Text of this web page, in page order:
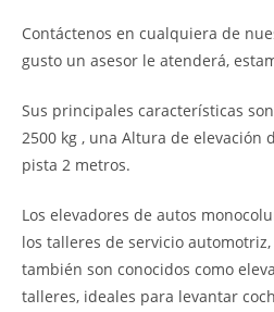
Contáctenos en cualquiera de
gusto un asesor le atenderá,
Sus principales características
2500 kg , una Altura de elevación
pista 2 metros.
Los elevadores de autos
los talleres de servicio
también son conocidos como
talleres, ideales para levantar